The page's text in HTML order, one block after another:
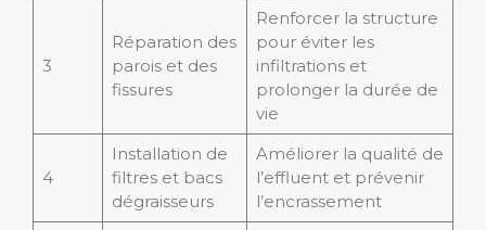
3
Réparation des
parois et des
fissures
Renforcer la structure
pour éviter les
infiltrations et
prolonger la durée de
vie
4
Installation de
filtres et bacs
dégraisseurs
Améliorer la qualité de
l’effluent et prévenir
l’encrassement